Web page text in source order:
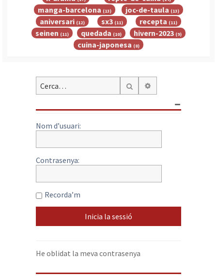
manga-barcelona (13) joc-de-taula (13)
aniversari (12) sx3 (11) recepta (11)
seinen (11) quedada (10) hivern-2023 (9)
cuina-japonesa (8)
Cerca
Nom d’usuari:
Contrasenya:
Recorda’m
He oblidat la meva contrasenya